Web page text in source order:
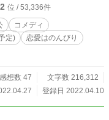
位 / 53,336件
コメディ
定)
恋愛はのんびり
感想数 47
文字数 216,312
登録日 2022.04.10